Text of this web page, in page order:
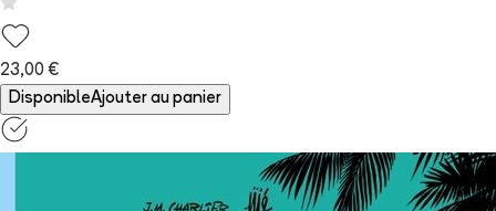
23,00 €
DisponibleAjouter au panier